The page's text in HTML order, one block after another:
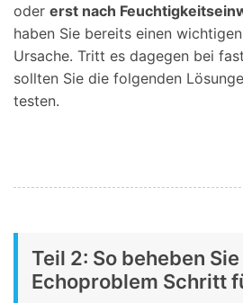
oder erst nach
haben Sie bereits einen
Ursache. Tritt es dagegen bei
sollten Sie die folgenden
testen.
Teil 2: So beheben
Echoproblem Schritt